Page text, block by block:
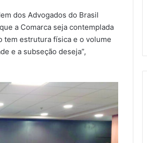
dos Advogados do Brasil
a Comarca seja contemplada
tem estrutura física e o volume
e a subseção deseja”,